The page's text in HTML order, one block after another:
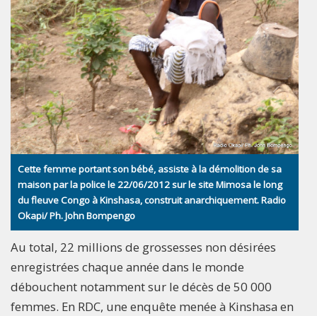
Cette femme portant son bébé, assiste à la démolition de sa
maison par la police le 22/06/2012 sur le site Mimosa le long
du fleuve Congo à Kinshasa, construit anarchiquement. Radio
Okapi/ Ph. John Bompengo
Au total, 22 millions de grossesses non désirées
enregistrées chaque année dans le monde
débouchent notamment sur le décès de 50 000
femmes. En RDC, une enquête menée à Kinshasa en